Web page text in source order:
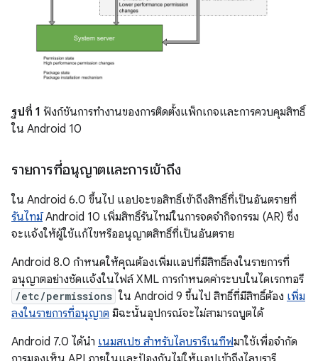
รูปที่ 1 ฟังก์ชันการทำงานของการติดตั้งแพ็กเกจและการควบคุมสิทธิ์
ใน Android 10
รายการที่อนุญาตและการเข้าถึง
ใน Android 6.0 ขึ้นไป แอปจะขอสิทธิ์เข้าถึงสิทธิ์ที่เป็นอันตรายที่
รันไทม์Android 10 เพิ่มสิทธิ์รันไทม์ในการจดจำกิจกรรม (AR) ซึ่ง
จะแจ้งให้ผู้ใช้แก้ไขหรืออนุญาตสิทธิ์ที่เป็นอันตราย
Android 8.0 กำหนดให้คุณต้องเพิ่มแอปที่มีสิทธิ์ลงในรายการที่
อนุญาตอย่างชัดแจ้งในไฟล์ XML การกำหนดค่าระบบในไดเรกทอรี
/etc/permissions ใน Android 9 ขึ้นไป สิทธิ์ที่มีสิทธิ์ต้อง เพิ่ม
ลงในรายการที่อนุญาต มิฉะนั้นอุปกรณ์จะไม่สามารถบูตได้
Android 7.0 ได้นำ เนมสเปซ สำหรับไลบรารีเนทีฟมาใช้เพื่อจำกัด